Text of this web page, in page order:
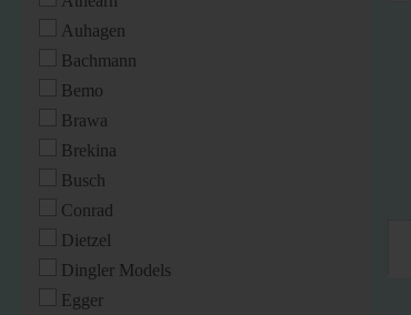
Auhagen
Bachmann
Bemo
Brawa
Brekina
Busch
Conrad
Dietzel
Dingler Models
Egger